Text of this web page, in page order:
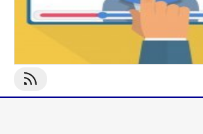
S'abonner À Classe_inversée